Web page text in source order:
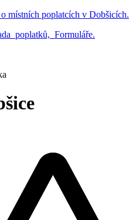
místních poplatcích v Dobšicích.
poplatků, Formuláře.